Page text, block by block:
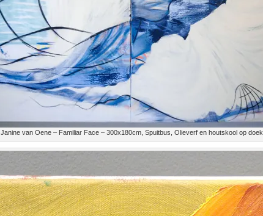
Janine van Oene – Familiar Face – 300x180cm, Spuitbus, Olieverf en houtskool op doek